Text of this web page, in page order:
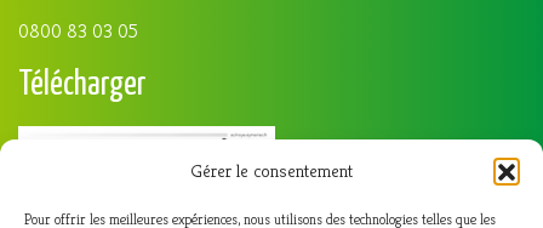
Gérer le consentement
Pour offrir les meilleures expériences, nous utilisons des technologies telles que les
0800 83 03 05
Télécharger